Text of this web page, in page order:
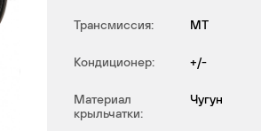
Трансмиссия: MT
Кондиционер: +/-
Материал
крыльчатки:
Чугун